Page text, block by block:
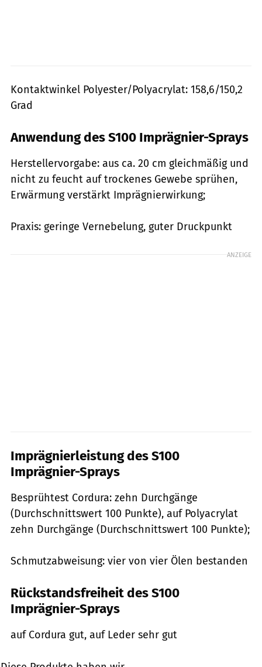
Kontaktwinkel Poly­ester/Polyacrylat: 158,6/150,2
Grad
Anwendung des S100 Imprägnier-Sprays
Herstellervorgabe: aus ca. 20 cm gleichmäßig und
nicht zu feucht auf trockenes Gewebe sprühen,
Erwärmung verstärkt Imprägnierwirkung;
Praxis: ­geringe Vernebelung, guter Druckpunkt
ANZEIGE
Imprägnierleistung des S100
Imprägnier-Sprays
Besprühtest Cordura: zehn Durchgänge
(Durchschnittswert 100 Punkte), auf Polyacrylat
zehn Durchgänge (Durchschnittswert 100 Punkte);
Schmutzabweisung: vier von vier Ölen bestanden
Rückstandsfreiheit des S100
Imprägnier-Sprays
auf Cordura gut, auf Leder sehr gut